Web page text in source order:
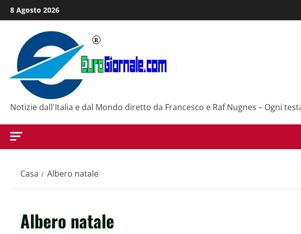
Salta
al
contenuto
8 Agosto 2026
Notizie dall'Italia e dal Mondo diretto da Francesco e Raf Nugnes – Ogni
Casa Albero natale
Albero natale